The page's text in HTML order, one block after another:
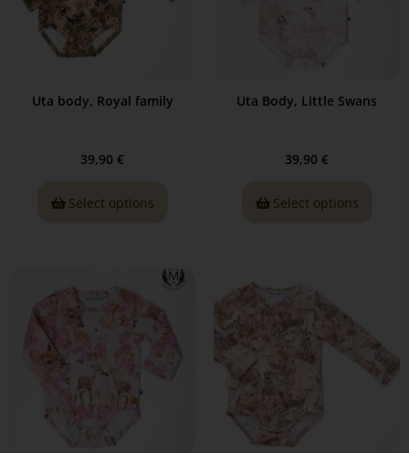
Uta body, Royal family
39,90 €
Select options
Uta Body, Little Swans
39,90 €
Select options